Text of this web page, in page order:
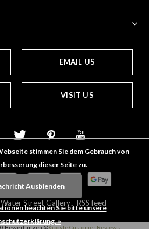
EMAIL US
VISIT US
Street Gallery- RSS feed
Bewertungen @Google Customer Reviews
stimmen Sie dem Gebrauch von
dieser Seite zu.
Ausblenden
beachten Sie bitte unsere
»